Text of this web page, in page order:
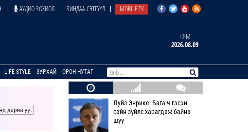
АУДИО ЗОХИОЛ ЗИНДАА СЭТГҮҮЛ MOBILE TV
НЯМ
2026.08.09
LIFE STYLE ЗУРХАЙ ОРОН НУТАГ
Луйз Энрике: Бага ч гэсэн
сайн зүйлс харагдаж байна
шүү